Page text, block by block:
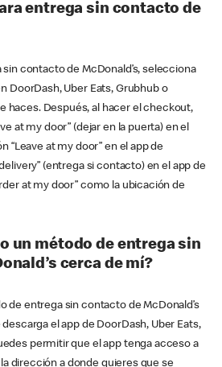
entrega sin contacto de
sin contacto de McDonald’s, selecciona
DoorDash, Uber Eats, Grubhub o
haces. Después, al hacer el checkout,
at my door” (dejar en la puerta) en el
“Leave at my door” en el app de
(entrega si contacto) en el app de
at my door” como la ubicación de
un método de entrega sin
cerca de mí?
de entrega sin contacto de McDonald’s
el app de DoorDash, Uber Eats,
permitir que el app tenga acceso a
dirección a donde quieres que se